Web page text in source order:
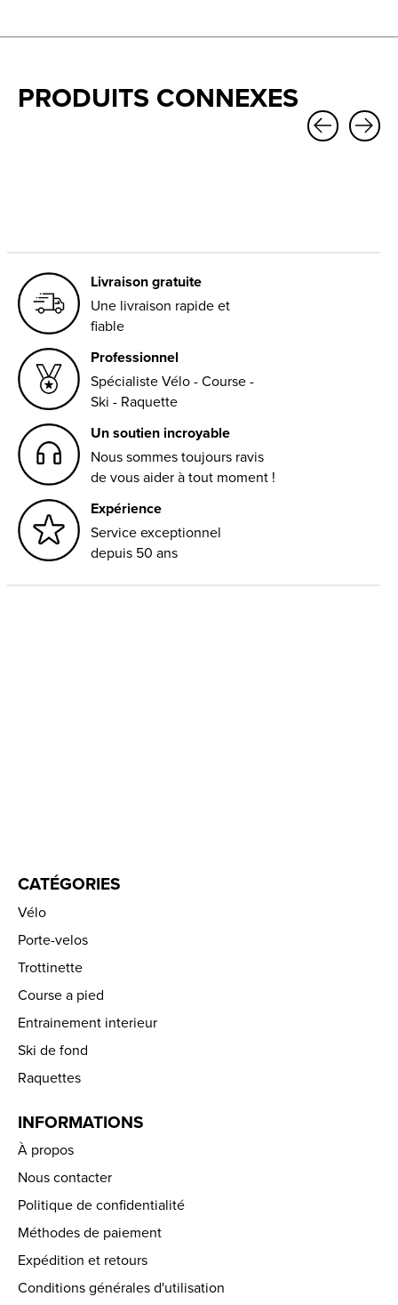
PRODUITS CONNEXES
Livraison gratuite
Une livraison rapide et
fiable
Professionnel
Spécialiste Vélo - Course -
Ski - Raquette
Un soutien incroyable
Nous sommes toujours ravis
de vous aider à tout moment !
Expérience
Service exceptionnel
depuis 50 ans
CATÉGORIES
Vélo
Porte-velos
Trottinette
Course a pied
Entrainement interieur
Ski de fond
Raquettes
INFORMATIONS
À propos
Nous contacter
Politique de confidentialité
Méthodes de paiement
Expédition et retours
Conditions générales d'utilisation